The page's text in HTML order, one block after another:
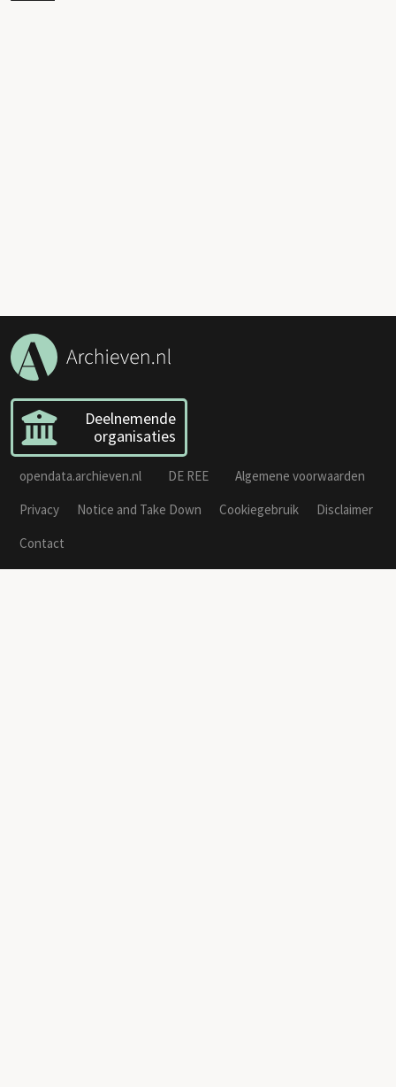
Deelnemende
organisaties
opendata.archieven.nl DE REE
Algemene voorwaarden
Privacy
Notice and Take Down Cookiegebruik
Disclaimer
Contact